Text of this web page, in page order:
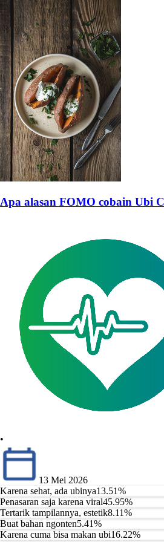
Apa alasan FOMO cobain Ubi
•
13 Mei 2026
Karena sehat, ada ubinya13.51%
Penasaran saja karena viral45.95%
Tertarik tampilannya, estetik8.11%
Buat bahan ngonten5.41%
Karena cuma bisa makan ubi16.22%